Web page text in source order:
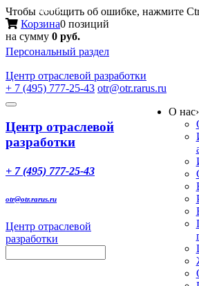
Чтобы сообщить об ошибке, нажмите
Корзина0 позиций
на сумму 0 руб.
Персональный раздел
Центр отраслевой разработки
+ 7 (495) 777-25-43 otr@otr.rarus.ru
Toggle
Меню
Центр отраслевой
разработки
+ 7 (495) 777-25-43
otr@otr.rarus.ru
Центр отраслевой
разработки
О нас›